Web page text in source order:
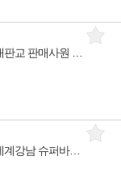
[토즈 코리아] 명품 TOD'S 더현대서울/현대김포/신세계강남 슈퍼바이저/판매사원 채용